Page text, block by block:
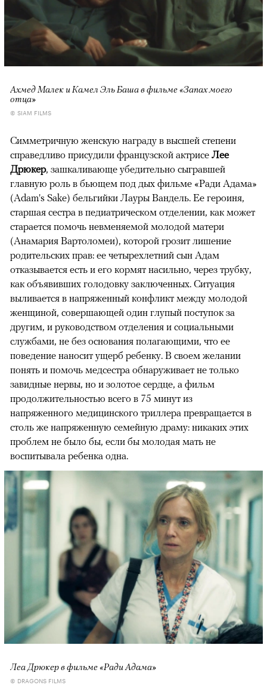
Ахмед Малек и Камел Эль Баша в фильме «Запах моего
отца»
© SIAM FILMS
Симметричную женскую награду в высшей степени
справедливо присудили французской актрисе Лее
Дрюкер, зашкаливающе убедительно сыгравшей
главную роль в бьющем под дых фильме «Ради Адама»
(Adam's Sake) бельгийки Лауры Вандель. Ее героиня,
старшая сестра в педиатрическом отделении, как может
старается помочь невменяемой молодой матери
(Анамария Вартоломеи), которой грозит лишение
родительских прав: ее четырехлетний сын Адам
отказывается есть и его кормят насильно, через трубку,
как объявивших голодовку заключенных. Ситуация
выливается в напряженный конфликт между молодой
женщиной, совершающей один глупый поступок за
другим, и руководством отделения и социальными
службами, не без основания полагающими, что ее
поведение наносит ущерб ребенку. В своем желании
понять и помочь медсестра обнаруживает не только
завидные нервы, но и золотое сердце, а фильм
продолжительностью всего в 75 минут из
напряженного медицинского триллера превращается в
столь же напряженную семейную драму: никаких этих
проблем не было бы, если бы молодая мать не
воспитывала ребенка одна.
Леа Дрюкер в фильме «Ради Адама»
© DRAGONS FILMS